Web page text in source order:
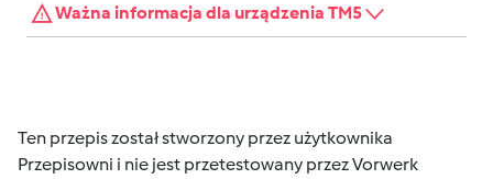
Ważna informacja dla urządzenia TM5
Ten przepis został stworzony przez użytkownika
Przepisowni i nie jest przetestowany przez Vorwerk